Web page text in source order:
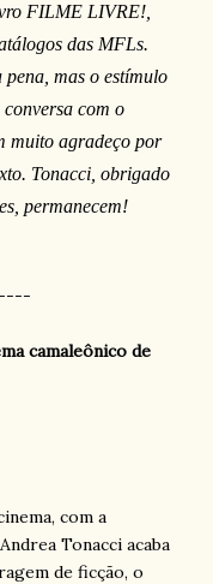
FILME LIVRE!,
das MFLs.
pena, mas o estímulo
com o
muito agradeço por
Tonacci, obrigado
permanecem!
camaleônico de
com a
Tonacci acaba
de ficção, o